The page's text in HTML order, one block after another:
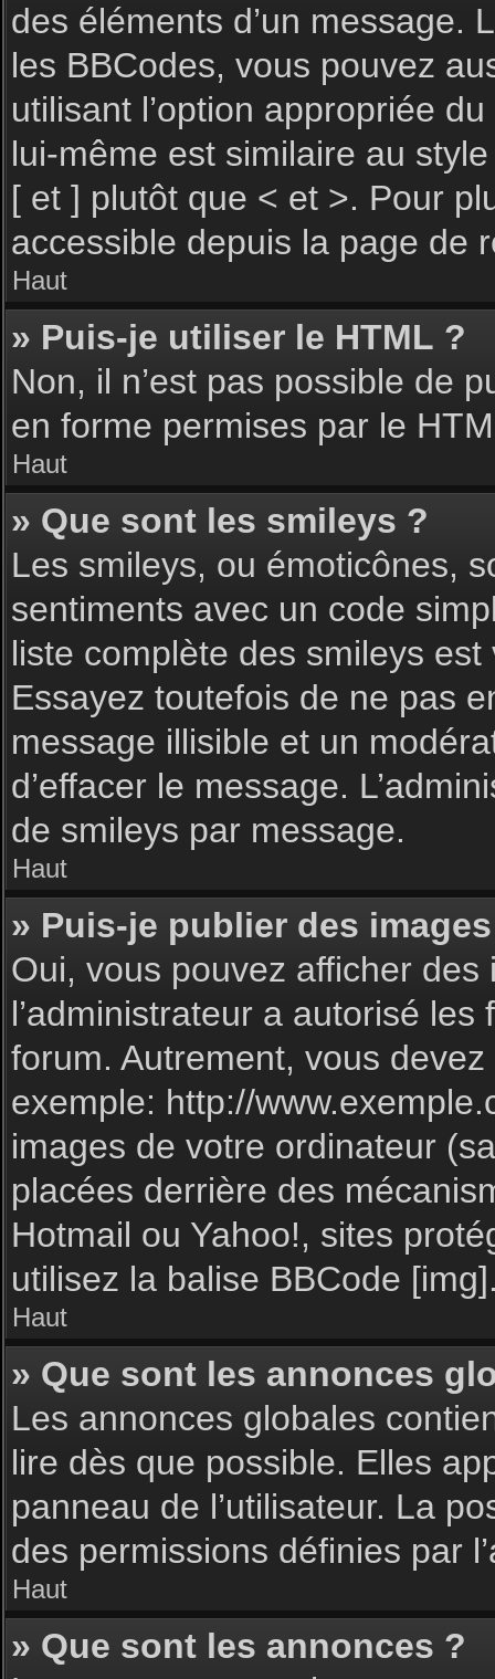
des éléments d’un message.
les BBCodes, vous pouvez
utilisant l’option appropriée
lui-même est similaire au
[ et ] plutôt que < et >. Pour
accessible depuis la page de
Haut
» Puis-je utiliser le HTML ?
Non, il n’est pas possible de
en forme permises par le
Haut
» Que sont les smileys ?
Les smileys, ou émoticônes,
sentiments avec un code
liste complète des smileys
Essayez toutefois de ne pas
message illisible et un
d’effacer le message.
de smileys par message.
Haut
» Puis-je publier des
Oui, vous pouvez afficher
l’administrateur a autorisé
forum. Autrement, vous
exemple: http://
images de votre ordinateur
placées derrière des
Hotmail ou Yahoo!, sites
utilisez la balise BBCode
Haut
» Que sont les annonces
Les annonces globales
lire dès que possible. Elles
panneau de l’utilisateur. La
des permissions définies par
Haut
» Que sont les annonces ?